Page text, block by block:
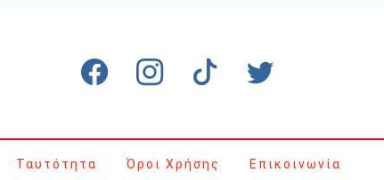
Ταυτότητα Όροι Χρήσης Επικοινωνία